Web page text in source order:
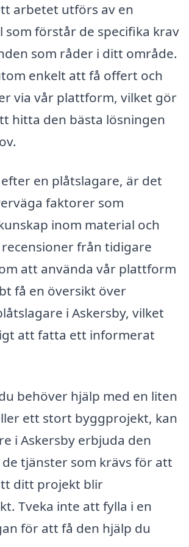
arbetet utförs av en
som förstår de specifika krav
som råder i ditt område.
enkelt att få offert och
via vår plattform, vilket gör
hitta den bästa lösningen
en plåtslagare, är det
faktorer som
inom material och
från tidigare
att använda vår plattform
få en översikt över
i Askersby, vilket
att fatta ett informerat
behöver hjälp med en liten
ett stort byggprojekt, kan
i Askersby erbjuda den
tjänster som krävs för att
ditt projekt blir
Tveka inte att fylla i en
för att få den hjälp du